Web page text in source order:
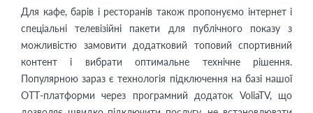
Для кафе, барів і ресторанів також пропонуємо інтернет і
спеціальні телевізійні пакети для публічного показу з
можливістю замовити додатковий топовий спортивний
контент і вибрати оптимальне технічне рішення.
Популярною зараз є технологія підключення на базі нашої
ОТТ-платформи через програмний додаток VoliaTV, що